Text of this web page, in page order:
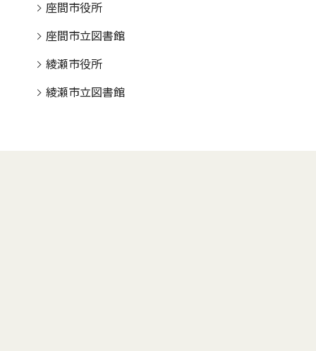
座間市役所
座間市立図書館
綾瀬市役所
綾瀬市立図書館